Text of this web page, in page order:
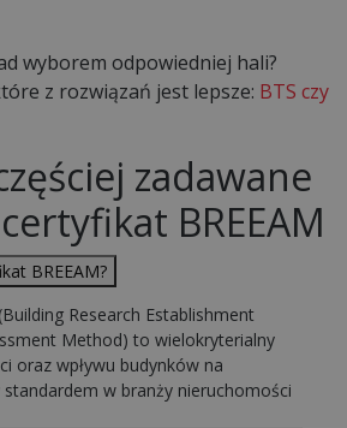
wyborem odpowiedniej hali?
z rozwiązań jest lepsze: BTS czy
zadawane
BREEAM
BREEAM?
Research Establishment
Method) to wielokryterialny
oraz wpływu budynków na
w branży nieruchomości